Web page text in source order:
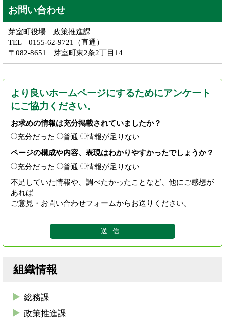
お問い合わせ
芽室町役場 政策推進課
TEL 0155-62-9721（直通）
〒082-8651 芽室町東2条2丁目14
より良いホームページにするためにアンケート
にご協力ください。
お求めの情報は充分掲載されていましたか？
充分だった
普通
情報が足りない
ページの構成や内容、表現はわかりやすかったでしょうか？
充分だった
普通
情報が足りない
不足していた情報や、調べたかったことなど、他にご感想が
あれば
ご意見・お問い合わせフォームからお送りください。
組織情報
総務課
政策推進課